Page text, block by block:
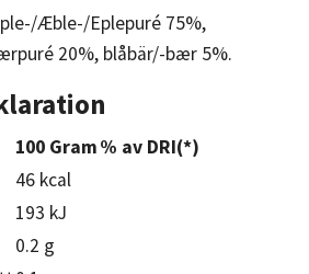
Æble-/Eplepuré 75%,
20%, blåbär/-bær 5%.
100 Gram% av DRI(*)
46 kcal
193 kJ
0.2 g